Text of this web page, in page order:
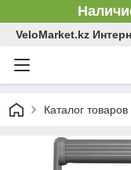
VeloMarket.kz
Каталог товаров